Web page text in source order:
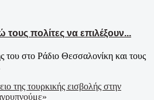
πολίτες να επιλέξουν...
του στο Ράδιο Θεσσαλονίκη και τους